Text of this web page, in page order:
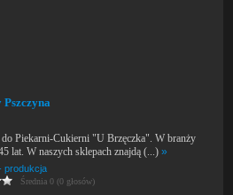
do Piekarni-Cukierni "U Brzęczka". W branży
lat. W naszych sklepach znajdą (...)»
produkcja
Średnia 0 (0 głosów)